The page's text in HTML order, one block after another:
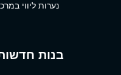
נערות ליווי
בנות